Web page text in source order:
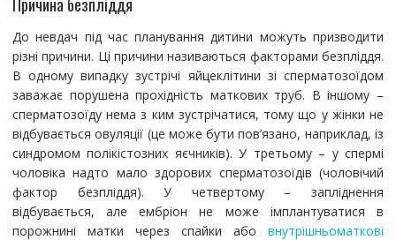
До невдач під час планування дитини можуть призводити
різні причини. Ці причини називаються факторами безпліддя.
В одному випадку зустрічі яйцеклітини зі сперматозоїдом
заважає порушена прохідність маткових труб. В іншому –
сперматозоїду нема з ким зустрічатися, тому що у жінки не
відбувається овуляції (це може бути пов’язано, наприклад, із
синдромом полікістозних яєчників). У третьому – у спермі
чоловіка надто мало здорових сперматозоїдів (чоловічий
фактор безпліддя). У четвертому – запліднення
відбувається, але ембріон не може імплантуватися в
порожнині матки через спайки абовнутрішньоматкові